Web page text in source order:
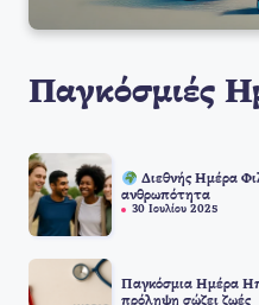
Παγκόσμιές
Διεθνής Ημέρα
ανθρωπότητα
30 Ιουλίου 2025
Παγκόσμια Ημέρα
πρόληψη σώζει ζωές